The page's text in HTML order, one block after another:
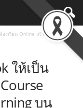
งเรียน Online สร้าง Course
ให้เป็น
บน